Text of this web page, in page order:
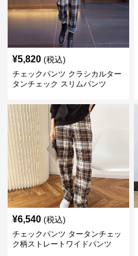
¥5,820 (税込)
チェックパンツ クラシカルター
タンチェック スリムパンツ
¥6,540 (税込)
チェックパンツ タータンチェッ
ク柄ストレートワイドパンツ